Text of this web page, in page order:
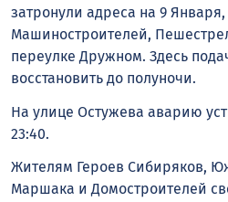
затронули адреса на 9
Машиностроителей,
переулке Дружном. Здесь
восстановить до полуночи.
На улице Остужева аварию
23:40.
Жителям Героев Сибиряков,
Маршака и Домостроителей